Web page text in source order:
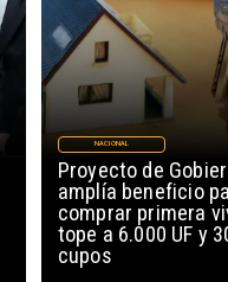
Proyecto de
amplía beneficio
comprar primera
tope a 6.000 UF y
cupos
NACIONAL